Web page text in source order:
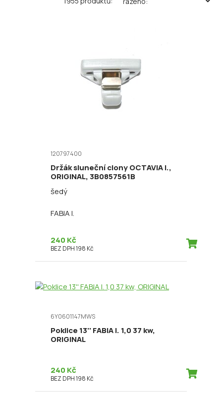
120797400
Držák sluneční clony OCTAVIA I.,
ORIGINAL, 3B0857561B
šedý
FABIA I.
240 Kč
BEZ DPH 198 Kč
6Y0601147MWS
Poklice 13'' FABIA I. 1,0 37 kw,
ORIGINAL
240 Kč
BEZ DPH 198 Kč